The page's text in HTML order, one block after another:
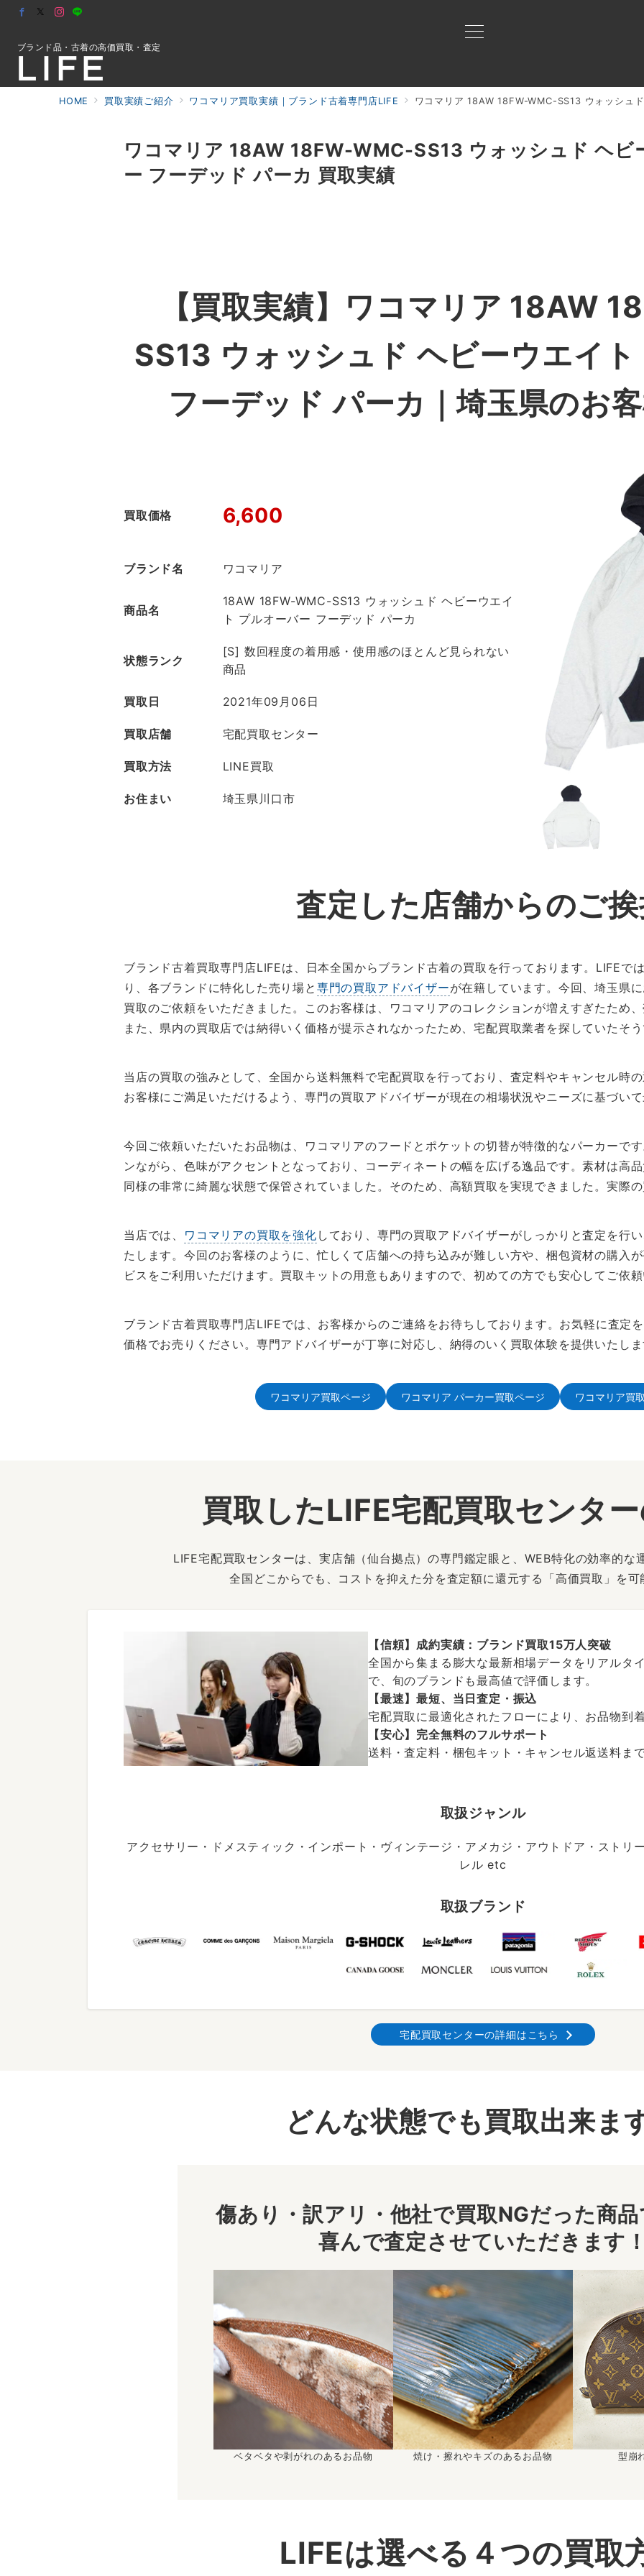
ブランド品・古着の高価買取・査定
HOME 買取実績ご紹介 ワコマリア買取実績｜ブランド古着専門店LIFE ワコマリア 18AW 18FW-WMC-SS13 ウォッシュド
ワコマリア 18AW 18FW-WMC-SS13 ウォッシュド ヘビ
ー フーデッド パーカ 買取実績
【買取実績】ワコマリア 18AW
SS13 ウォッシュド ヘビーウエイ
フーデッド パーカ｜埼玉県のお
買取価格 6,600
ブランド名 ワコマリア
商品名
18AW 18FW-WMC-SS13 ウォッシュド ヘビーウエイ
ト プルオーバー フーデッド パーカ
状態ランク
[S] 数回程度の着用感・使用感のほとんど見られない
商品
買取日 2021年09月06日
買取店舗 宅配買取センター
買取方法 LINE買取
お住まい 埼玉県川口市
査定した店舗からのご
ブランド古着買取専門店LIFEは、日本全国からブランド古着の買取を行っております。LIFEで
り、各ブランドに特化した売り場と 専門の買取アドバイザーが在籍しています。今回、埼玉県
買取のご依頼をいただきました。このお客様は、ワコマリアのコレクションが増えすぎたため
また、県内の買取店では納得いく価格が提示されなかったため、宅配買取業者を探していたそ
当店の買取の強みとして、全国から送料無料で宅配買取を行っており、査定料やキャンセル時
お客様にご満足いただけるよう、専門の買取アドバイザーが現在の相場状況やニーズに基づい
今回ご依頼いただいたお品物は、ワコマリアのフードとポケットの切替が特徴的なパーカーで
ンながら、色味がアクセントとなっており、コーディネートの幅を広げる逸品です。素材は高
同様の非常に綺麗な状態で保管されていました。そのため、高額買取を実現できました。実際
当店では、 ワコマリアの買取を強化 しており、専門の買取アドバイザーがしっかりと査定を行
たします。今回のお客様のように、忙しくて店舗への持ち込みが難しい方や、梱包資材の購入
ビスをご利用いただけます。買取キットの用意もありますので、初めての方でも安心してご依
ブランド古着買取専門店LIFEでは、お客様からのご連絡をお待ちしております。お気軽に査定
価格でお売りください。専門アドバイザーが丁寧に対応し、納得のいく買取体験を提供いたし
ワコマリア買取ページ ワコマリア パーカー買取ページ ワコマリア買
買取したLIFE宅配買取センタ
LIFE宅配買取センターは、実店舗（仙台拠点）の専門鑑定眼と、WEB特化の効率的な
全国どこからでも、コストを抑えた分を査定額に還元する「高価買取」を
【信頼】成約実績：ブランド買取15万人突破
全国から集まる膨大な最新相場データをリアルタ
で、旬のブランドも最高値で評価します。
【最速】最短、当日査定・振込
宅配買取に最適化されたフローにより、お品物到
【安心】完全無料のフルサポート
送料・査定料・梱包キット・キャンセル返送料ま
取扱ジャンル
アクセサリー・ドメスティック・インポート・ヴィンテージ・アメカジ・アウトドア・ストリ
レル etc
取扱ブランド
宅配買取センターの詳細はこちら
どんな状態でも買取出来ま
傷あり・訳アリ・他社で買取NGだった商
喜んで査定させていただきます
ベタベタや剥がれのあるお品物 焼け・擦れやキズのあるお品物 型崩
LIFEは選べる４つの買取